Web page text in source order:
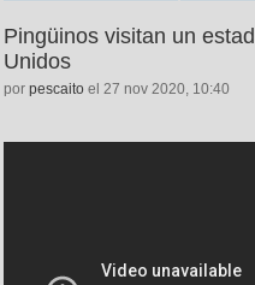
Pingüinos visitan un
Unidos
por pescaito el 27 nov 2020, 10:40